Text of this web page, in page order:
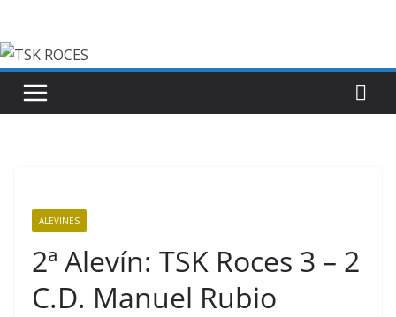
contenido
ALEVINES
2ª Alevín: TSK Roces 3 – 2
C.D. Manuel Rubio